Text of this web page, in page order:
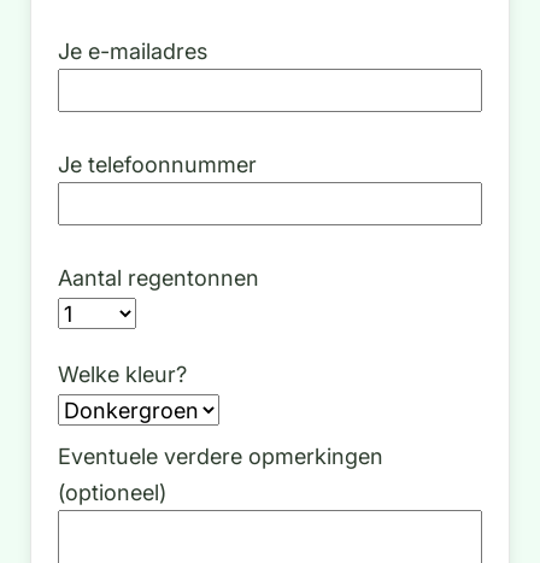
Je e-mailadres
Je telefoonnummer
Aantal regentonnen
Welke kleur?
Eventuele verdere opmerkingen
(optioneel)